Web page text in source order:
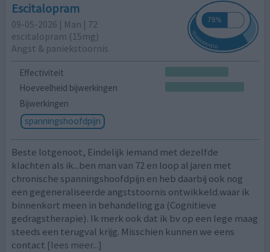
Escitalopram
09-05-2026 | Man | 72
escitalopram (15mg)
Angst & paniekstoornis
Effectiviteit
Hoeveelheid bijwerkingen
Bijwerkingen
spanningshoofdpijn
Beste lotgenoot, Eindelijk iemand met dezelfde
klachten als ik...ben man van 72 en loop al jaren met
chronische spanningshoofdpijn en heb daarbij ook nog
een gegeneraliseerde angststoornis ontwikkeld.waar ik
binnenkort meen in behandeling ga (Cognitieve
gedragstherapie). Ik merk ook dat ik bv op een lege maag
steeds een terugval krijg. Misschien kunnen we eens
contact [lees meer...]